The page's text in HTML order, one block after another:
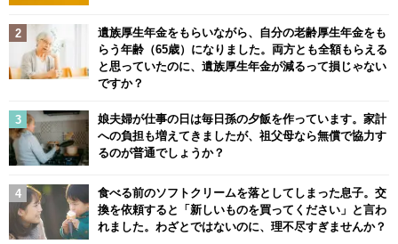
遺族厚生年金をもらいながら、自分の老齢厚生年金をも
らう年齢（65歳）になりました。両方とも全額もらえる
と思っていたのに、遺族厚生年金が減るって損じゃない
ですか？
娘夫婦が仕事の日は毎日孫の夕飯を作っています。家計
への負担も増えてきましたが、祖父母なら無償で協力す
るのが普通でしょうか？
食べる前のソフトクリームを落としてしまった息子。交
換を依頼すると「新しいものを買ってください」と言わ
れました。わざとではないのに、理不尽すぎませんか？